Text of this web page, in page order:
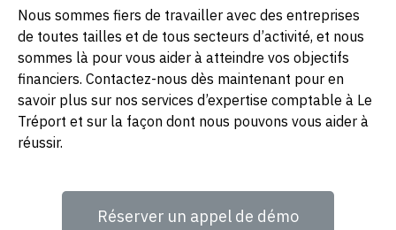
Nous sommes fiers de travailler avec des entreprises
de toutes tailles et de tous secteurs d’activité, et nous
sommes là pour vous aider à atteindre vos objectifs
financiers. Contactez-nous dès maintenant pour en
savoir plus sur nos services d’expertise comptable à Le
Tréport et sur la façon dont nous pouvons vous aider à
réussir.
Réserver un appel de démo